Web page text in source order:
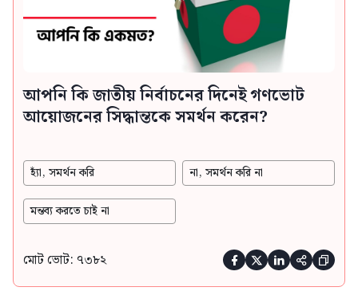
আপনি কি জাতীয় নির্বাচনের দিনেই গণভোট
আয়োজনের সিদ্ধান্তকে সমর্থন করেন?
হ্যাঁ, সমর্থন করি না, সমর্থন করি না
মন্তব্য করতে চাই না
মোট ভোট: ৭৩৮২     